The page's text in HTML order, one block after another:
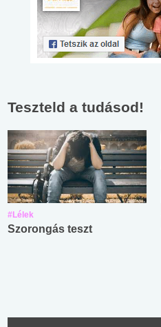
Teszteld a tudásod!
#Lélek
Szorongás teszt